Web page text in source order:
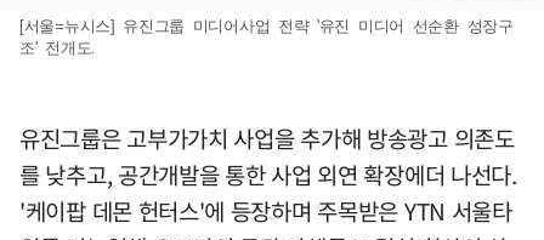
[서울=뉴시스] 유진그룹 미디어사업 전략 '유진 미디어 선순환 성장구
조' 전개도.
유진그룹은 고부가가치 사업을 추가해 방송광고 의존도
를 낮추고, 공간개발을 통한 사업 외연 확장에더 나선다.
'케이팝 데몬 헌터스'에 등장하며 주목받은 YTN 서울타